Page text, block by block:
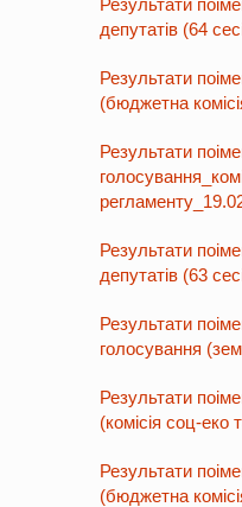
Результати
депутатів (64
Результати
(бюджетна
Результати
Результати
депутатів (63
Результати
голосування
Результати
(комісія соц-
Результати
(бюджетна